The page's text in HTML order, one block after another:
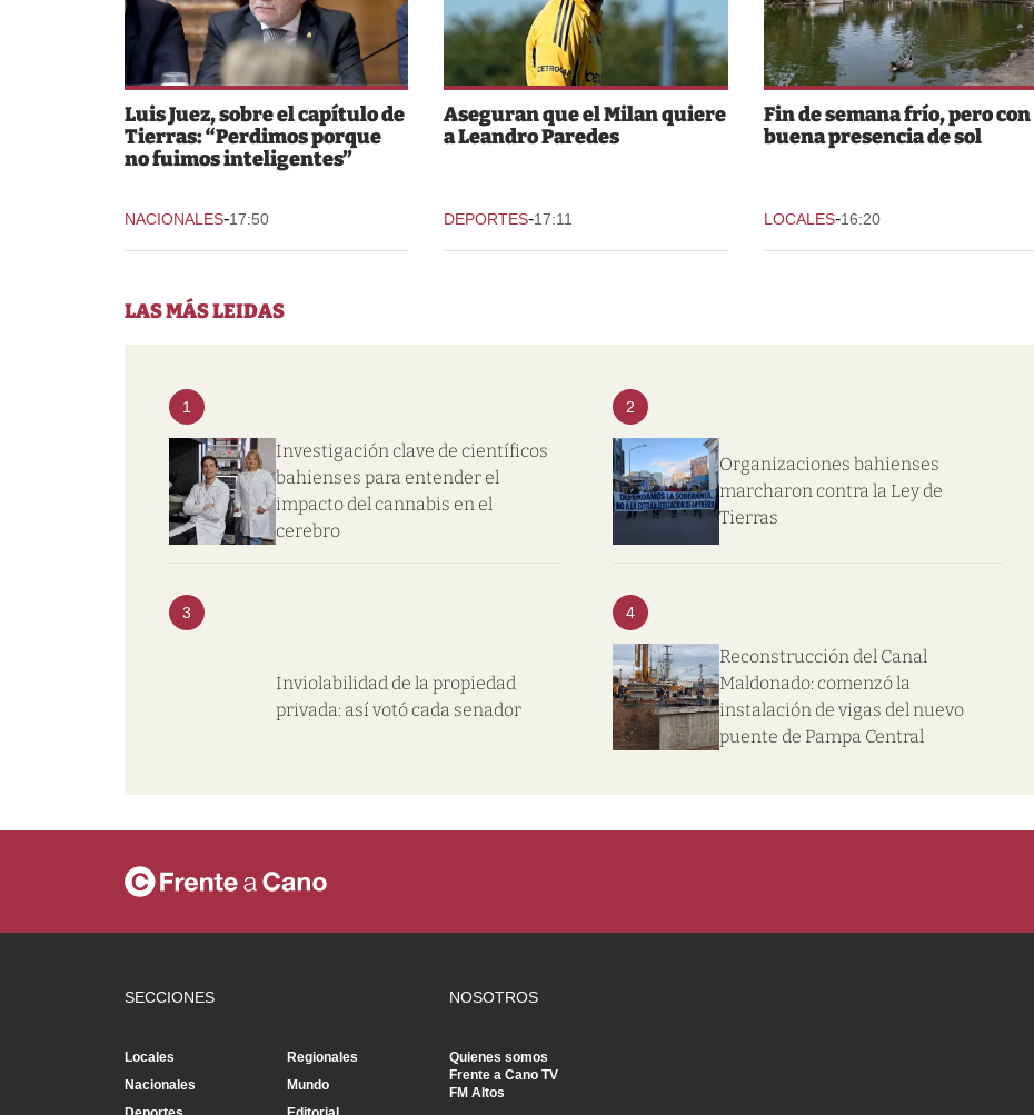
Luis Juez, sobre el capítulo de
Tierras: “Perdimos porque
no fuimos inteligentes”
NACIONALES-17:50
Aseguran que el Milan quiere
a Leandro Paredes
DEPORTES-17:11
Fin de semana frío, pero con
buena presencia de sol
LOCALES-16:20
LAS MÁS LEIDAS
1
Investigación clave de científicos
bahienses para entender el
impacto del cannabis en el
cerebro
2
Organizaciones bahienses
marcharon contra la Ley de
Tierras
3
Inviolabilidad de la propiedad
privada: así votó cada senador
4
Reconstrucción del Canal
Maldonado: comenzó la
instalación de vigas del nuevo
puente de Pampa Central
SECCIONES
Locales
Regionales
Nacionales
Mundo
NOSOTROS
Quienes somos
Frente a Cano TV
FM Altos